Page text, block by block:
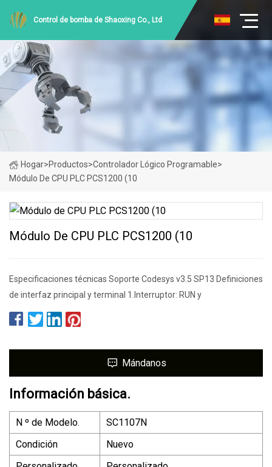
Control de bomba de Shaoxing Co., Ltd
Hogar>Productos>Controlador Lógico Programable>
Módulo De CPU PLC PCS1200 (10
Módulo De CPU PLC PCS1200 (10
Especificaciones técnicas Soporte Codesys v3.5 SP13 Definiciones
de interfaz principal y terminal 1.Interruptor: RUN y
Mándanos
Información básica.
N º de Modelo.
SC1107N
Condición
Nuevo